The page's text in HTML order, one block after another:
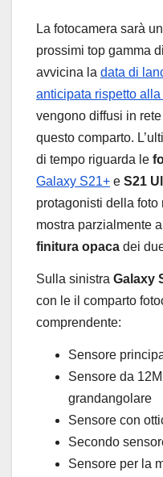
La fotocamera sarà
prossimi top gamma
avvicina la data di
anticipata rispetto
vengono diffusi in
questo comparto.
di tempo riguarda le
Galaxy S21+ e S21
protagonisti della foto
mostra parzialmente
finitura opaca dei
Sulla sinistra Galaxy
con le il comparto
comprendente:
Sensore
Sensore da
grandangolare
Sensore con
Secondo
Sensore per la